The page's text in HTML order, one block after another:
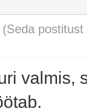
(Seda
valmis,